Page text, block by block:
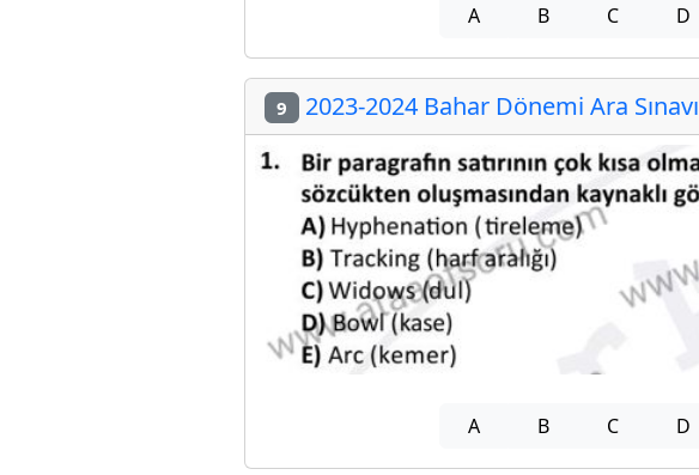
A B C D
9 2023-2024 Bahar Dönemi Ara Sınavı
A B C D